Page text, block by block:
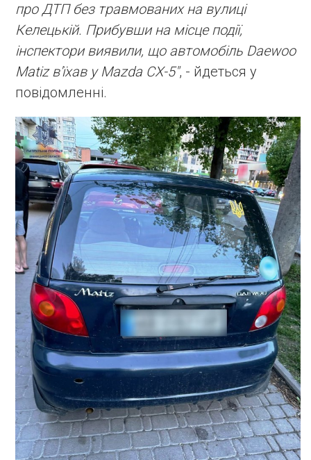
про ДТП без травмованих на вулиці
Келецькій. Прибувши на місце події,
інспектори виявили, що автомобіль Daewoo
Matiz в'їхав у Mazda CX-5", - йдеться у
повідомленні.